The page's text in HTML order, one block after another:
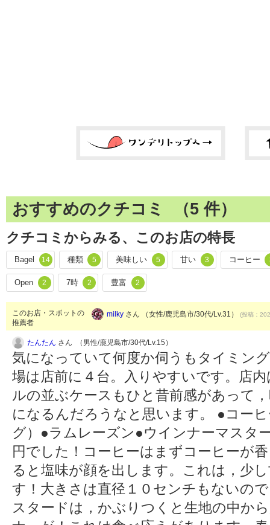
おすすめのクチコミ （5 件）
クチコミからみる、このお店の特長
Bagel 14 種類 5 美味しい 5 甘い 3 コーヒー
Open 2 7時 2 豊富 2
このお店・スポットの
推薦者
milky さん （女性/鹿児島市/30代/Lv.31） (投稿：
たんたん さん （男性/鹿児島市/30代/Lv.15）
気になっていて何度か伺うもタイミン
場は店前に４台。入りやすいです。店
ルの並ぶケースもひと昔前感があって
になるんだろうなと思います。 ●コー
グ）●ラムレーズン●ウインナーマスタ
円でした！コーヒーはまずコーヒーが
ると塩味が顔を出します。これは，少
す！大きさは直径１０センチもないの
スタードは，かぶりつくと生地の中か